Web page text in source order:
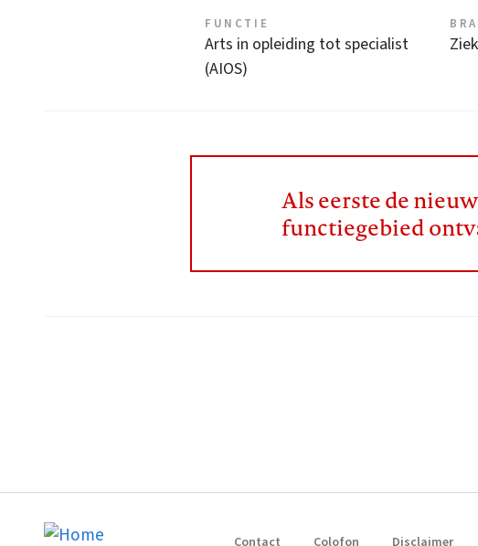
FUNCTIE
Arts in opleiding tot specialist
(AIOS)
Als eerste de
functiegebied
Contact Colofon Disclaimer